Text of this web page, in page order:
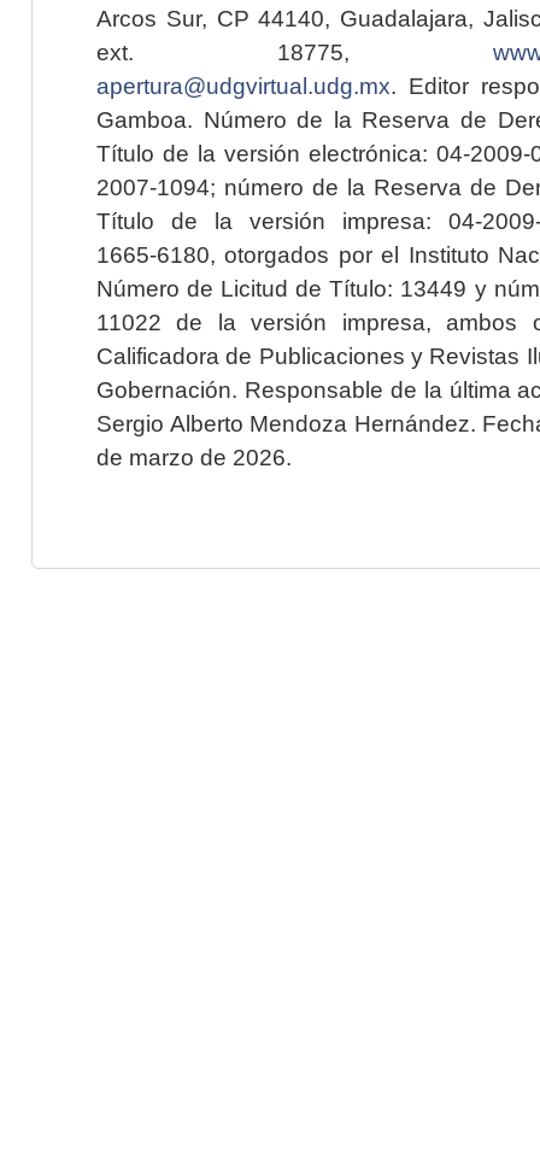
Arcos Sur, CP 44140, Guadalajara,
ext. 18775,
apertura@udgvirtual.udg.mx. Editor
Gamboa. Número de la Reserva de
Título de la versión electrónica: 04-2009-
2007-1094; número de la Reserva de
Título de la versión impresa: 04-2009-
1665-6180, otorgados por el Instituto
Número de Licitud de Título: 13449 y
11022 de la versión impresa, ambos
Calificadora de Publicaciones y Revistas
Gobernación. Responsable de la última
Sergio Alberto Mendoza Hernández.
de marzo de 2026.